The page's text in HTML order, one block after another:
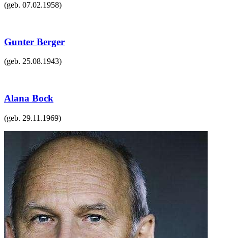
(geb. 07.02.1958)
Gunter Berger
(geb. 25.08.1943)
Alana Bock
(geb. 29.11.1969)